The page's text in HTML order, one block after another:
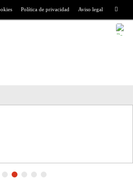
Política de privacidad Aviso legal
Quienes somos